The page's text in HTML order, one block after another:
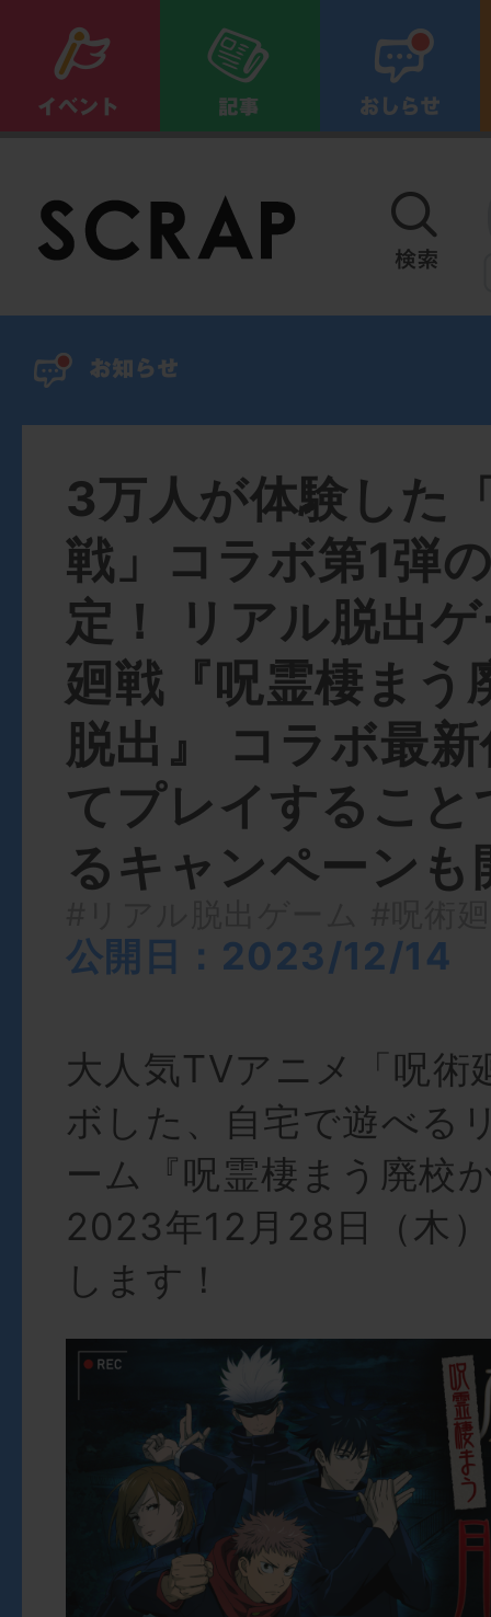
3万人が体験した
戦」コラボ第1弾
定！ リアル脱出
廻戦『呪霊棲まう
脱出』 コラボ最
てプレイすること
るキャンペーンも
公開日：2023/12/14
大人気TVアニメ「呪術
ボした、自宅で遊べる
ーム『呪霊棲まう廃校
2023年12月28日（木
します！